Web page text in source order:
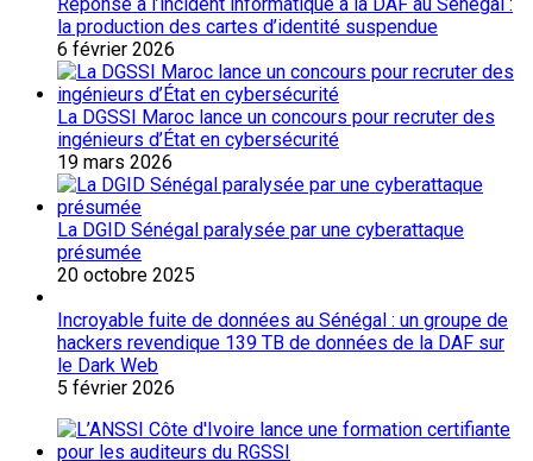
la production des cartes d’identité suspendue
6 février 2026
La DGSSI Maroc lance un concours pour recruter des
ingénieurs d’État en cybersécurité
19 mars 2026
La DGID Sénégal paralysée par une cyberattaque
présumée
20 octobre 2025
Incroyable fuite de données au Sénégal : un groupe de
hackers revendique 139 TB de données de la DAF sur
le Dark Web
5 février 2026